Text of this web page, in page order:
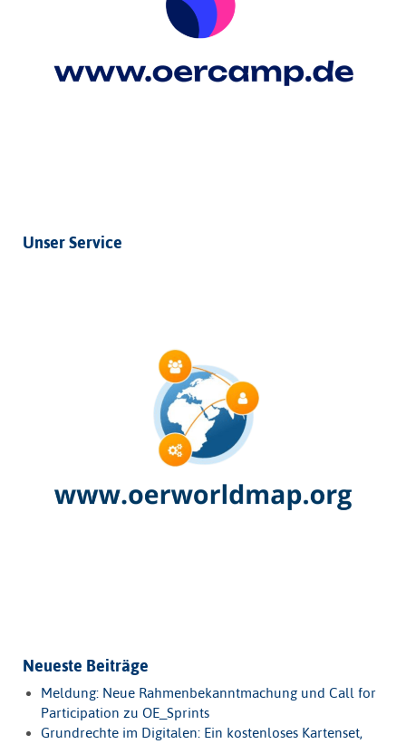
Unser Service
Neueste Beiträge
Meldung: Neue Rahmenbekanntmachung und Call for
Participation zu OE_Sprints
Grundrechte im Digitalen: Ein kostenloses Kartenset,